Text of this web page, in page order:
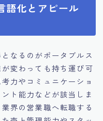
語化とアピール
なるのがポータブルス
変わっても持ち運び可
力やコミュニケーショ
ト能力などが該当しま
界の営業職へ転職する